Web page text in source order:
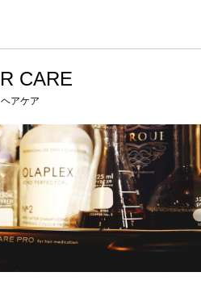
CARE
ヘアケア